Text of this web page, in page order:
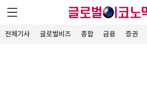
전체기사 글로벌비즈 종합 금융 증권